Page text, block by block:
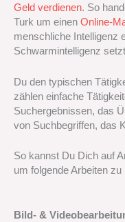
Geld verdienen. So
Turk um einen Online-
menschliche Intelligenz
Schwarmintelligenz
Du den typischen
zählen einfache
Suchergebnissen, das
von Suchbegriffen, das
So kannst Du Dich auf
um folgende Arbeiten zu
Bild- &